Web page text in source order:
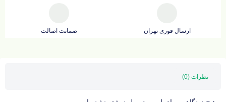
ارسال فوری تهران ضمانت اصالت
نظرات (0)